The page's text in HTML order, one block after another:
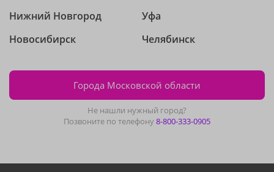
Нижний Новгород
Новосибирск
Уфа
Челябинск
Города Московской области
Не нашли нужный город?
Позвоните по телефону8-800-333-0905